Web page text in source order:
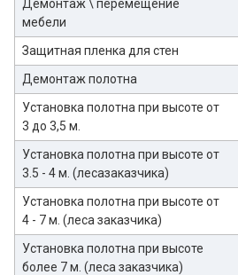
Демонтаж \ перемещение
мебели
Защитная пленка для стен
Демонтаж полотна
Установка полотна при высоте от
3 до 3,5 м.
Установка полотна при высоте от
3.5 - 4 м. (лесазаказчика)
Установка полотна при высоте от
4 - 7 м. (леса заказчика)
Установка полотна при высоте
более 7 м. (леса заказчика)